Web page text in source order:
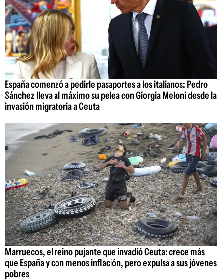
España comenzó a pedirle pasaportes a los italianos: Pedro
Sánchez lleva al máximo su pelea con Giorgia Meloni desde la
invasión migratoria a Ceuta
Marruecos, el reino pujante que invadió Ceuta: crece más
que España y con menos inflación, pero expulsa a sus jóvenes
pobres